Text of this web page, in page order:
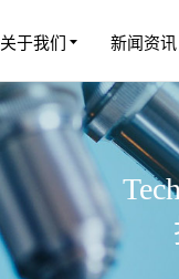
关于我们 新闻资讯